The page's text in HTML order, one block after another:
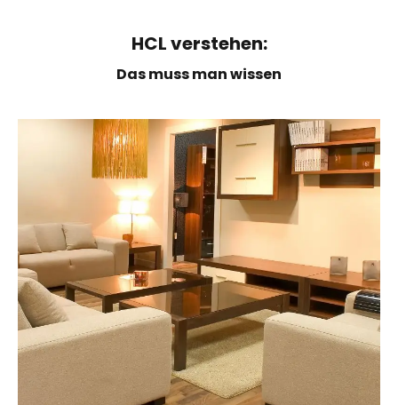
HCL verstehen:
Das muss man wissen